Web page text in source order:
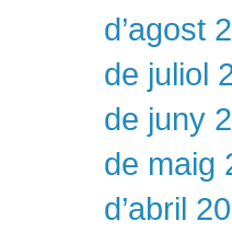
d’agost
de juliol
de juny
de maig
d’abril